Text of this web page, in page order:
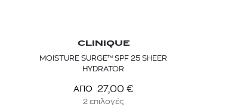
CLINIQUE
MOISTURE SURGE™ SPF 25 SHEER
HYDRATOR
ΑΠΟ 27,00 €
2 επιλογές